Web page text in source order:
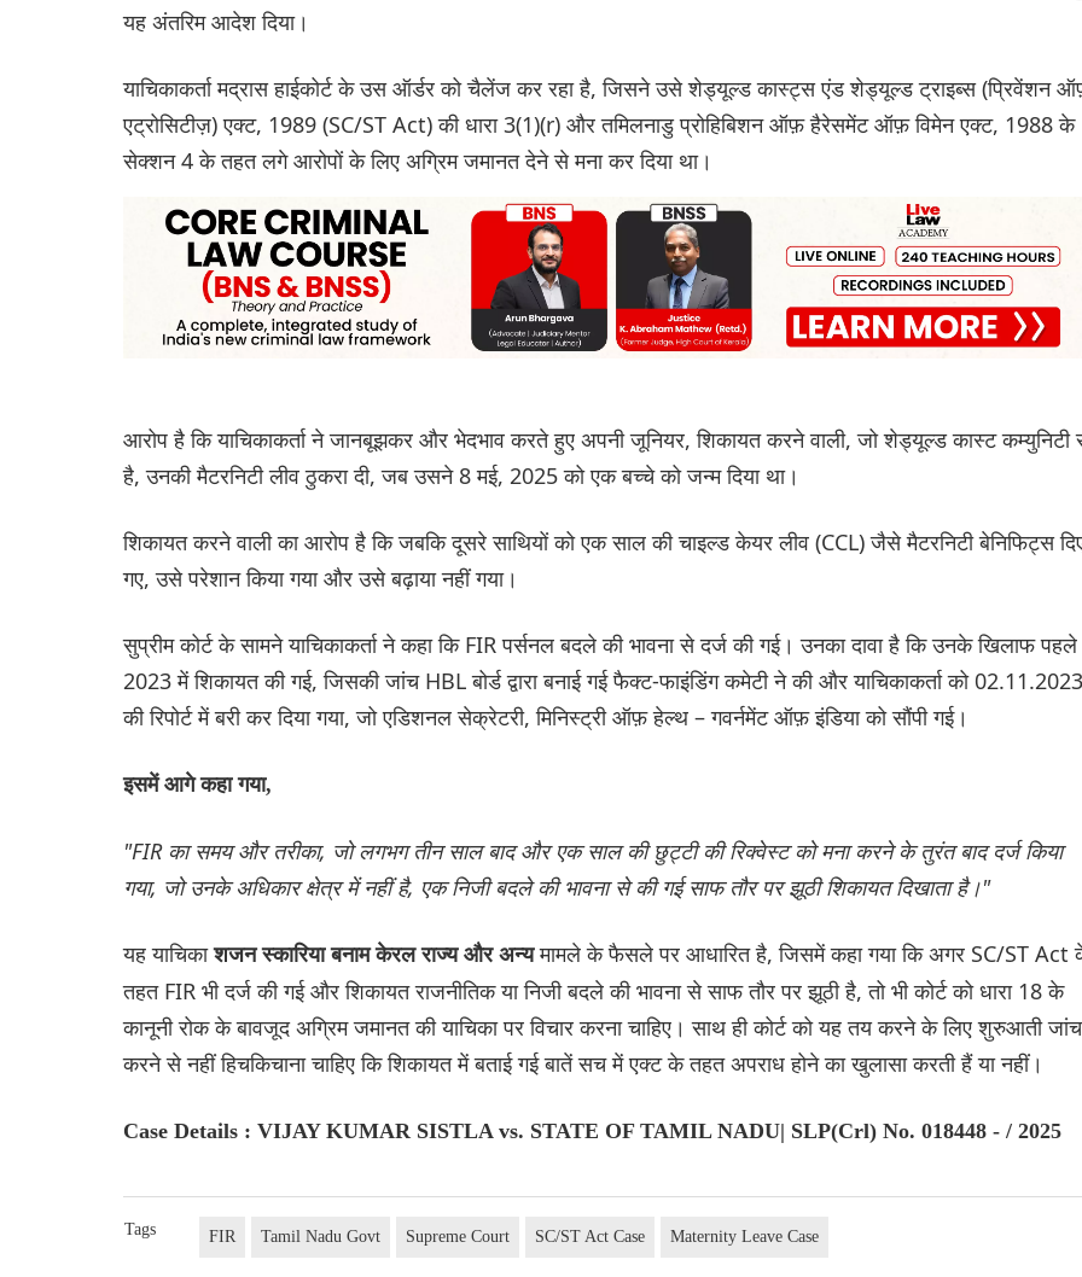
यह अंतरिम आदेश दिया।
याचिकाकर्ता मद्रास हाईकोर्ट के उस ऑर्डर को चैलेंज कर रहा है, जिसने उसे शेड्यूल्ड कास्ट्स एंड शेड्यूल्ड ट्राइब्स (प्रिवेंशन
एट्रोसिटीज़) एक्ट, 1989 (SC/ST Act) की धारा 3(1)(r) और तमिलनाडु प्रोहिबिशन ऑफ़ हैरेसमेंट ऑफ़ विमेन एक्ट, 1988 के
सेक्शन 4 के तहत लगे आरोपों के लिए अग्रिम जमानत देने से मना कर दिया था।
आरोप है कि याचिकाकर्ता ने जानबूझकर और भेदभाव करते हुए अपनी जूनियर, शिकायत करने वाली, जो शेड्यूल्ड कास्ट कम्युनिटी
है, उनकी मैटरनिटी लीव ठुकरा दी, जब उसने 8 मई, 2025 को एक बच्चे को जन्म दिया था।
शिकायत करने वाली का आरोप है कि जबकि दूसरे साथियों को एक साल की चाइल्ड केयर लीव (CCL) जैसे मैटरनिटी बेनिफिट्स
गए, उसे परेशान किया गया और उसे बढ़ाया नहीं गया।
सुप्रीम कोर्ट के सामने याचिकाकर्ता ने कहा कि FIR पर्सनल बदले की भावना से दर्ज की गई। उनका दावा है कि उनके खिलाफ पहले
2023 में शिकायत की गई, जिसकी जांच HBL बोर्ड द्वारा बनाई गई फैक्ट-फाइंडिंग कमेटी ने की और याचिकाकर्ता को 02.11.2023
की रिपोर्ट में बरी कर दिया गया, जो एडिशनल सेक्रेटरी, मिनिस्ट्री ऑफ़ हेल्थ – गवर्नमेंट ऑफ़ इंडिया को सौंपी गई।
इसमें आगे कहा गया,
"FIR का समय और तरीका, जो लगभग तीन साल बाद और एक साल की छुट्टी की रिक्वेस्ट को मना करने के तुरंत बाद दर्ज किया
गया, जो उनके अधिकार क्षेत्र में नहीं है, एक निजी बदले की भावना से की गई साफ तौर पर झूठी शिकायत दिखाता है।"
यह याचिकाशजन स्कारिया बनाम केरल राज्य और अन्यमामले के फैसले पर आधारित है, जिसमें कहा गया कि अगर SC/ST Act
तहत FIR भी दर्ज की गई और शिकायत राजनीतिक या निजी बदले की भावना से साफ तौर पर झूठी है, तो भी कोर्ट को धारा 18 के
कानूनी रोक के बावजूद अग्रिम जमानत की याचिका पर विचार करना चाहिए। साथ ही कोर्ट को यह तय करने के लिए शुरुआती जांच
करने से नहीं हिचकिचाना चाहिए कि शिकायत में बताई गई बातें सच में एक्ट के तहत अपराध होने का खुलासा करती हैं या नहीं।
Case Details : VIJAY KUMAR SISTLA vs. STATE OF TAMIL NADU| SLP(Crl) No. 018448 - / 2025
Tags FIR Tamil Nadu Govt Supreme Court SC/ST Act Case Maternity Leave Case